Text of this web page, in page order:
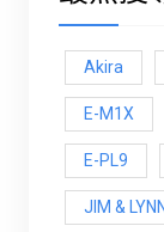
Akira
E-M1X
E-PL9
JIM &